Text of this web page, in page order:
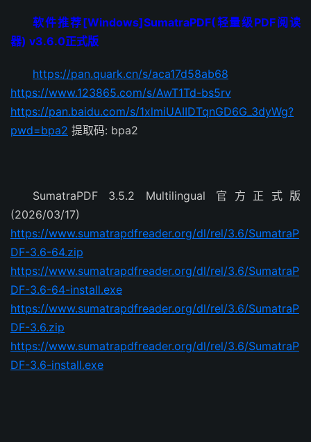
软件推荐[Windows]SumatraPDF(轻量级PDF阅读
器) v3.6.0正式版
https://pan.quark.cn/s/aca17d58ab68
https://www.123865.com/s/AwT1Td-bs5rv
https://pan.baidu.com/s/1xlmiUAIIDTqnGD6G_3dyWg?
pwd=bpa2 提取码: bpa2
SumatraPDF 3.5.2 Multilingual 官方正式版
(2026/03/17)
https://www.sumatrapdfreader.org/dl/rel/3.6/SumatraP
DF-3.6-64.zip
https://www.sumatrapdfreader.org/dl/rel/3.6/SumatraP
DF-3.6-64-install.exe
https://www.sumatrapdfreader.org/dl/rel/3.6/SumatraP
DF-3.6.zip
https://www.sumatrapdfreader.org/dl/rel/3.6/SumatraP
DF-3.6-install.exe